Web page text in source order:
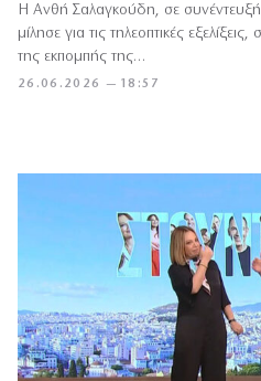
26.06.2026 — 18:57
Η Ανθή Σαλαγκούδη, σε συνέντευξή
μίλησε για τις τηλεοπτικές
της εκπομπής της…